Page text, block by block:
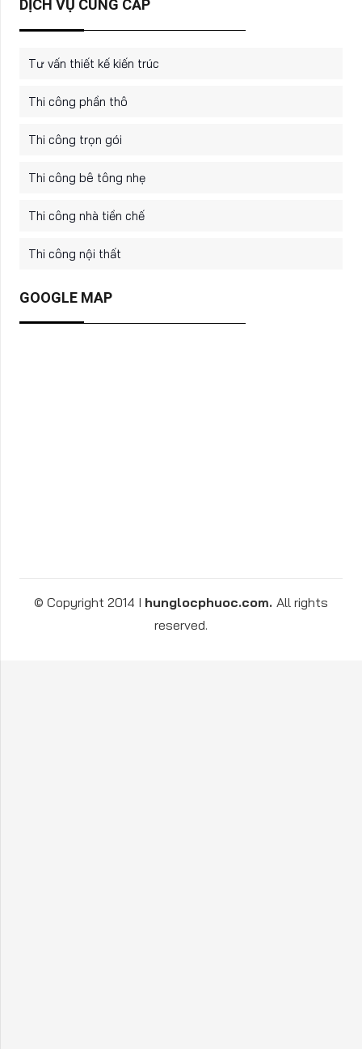
DỊCH VỤ CUNG CẤP
Tư vấn thiết kế kiến trúc
Thi công phần thô
Thi công trọn gói
Thi công bê tông nhẹ
Thi công nhà tiền chế
Thi công nội thất
GOOGLE MAP
© Copyright 2014 I hunglocphuoc.com. All rights
reserved.